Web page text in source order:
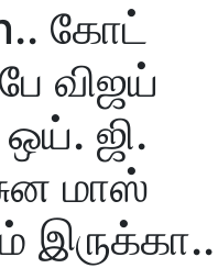
கோட்
விஜய்
ஒய். ஜி.
மாஸ்
இருக்கா..